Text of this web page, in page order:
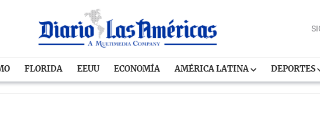
FLORIDA EEUU ECONOMÍA AMÉRICA LATINA DEPORTES